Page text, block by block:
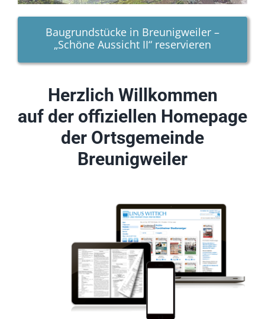
Tourismus
Barrierefreiheit
Baugrundstücke in Breunigweiler –
„Schöne Aussicht II“ reservieren
Herzlich Willkommen
auf der offiziellen Homepage
der Ortsgemeinde
Breunigweiler